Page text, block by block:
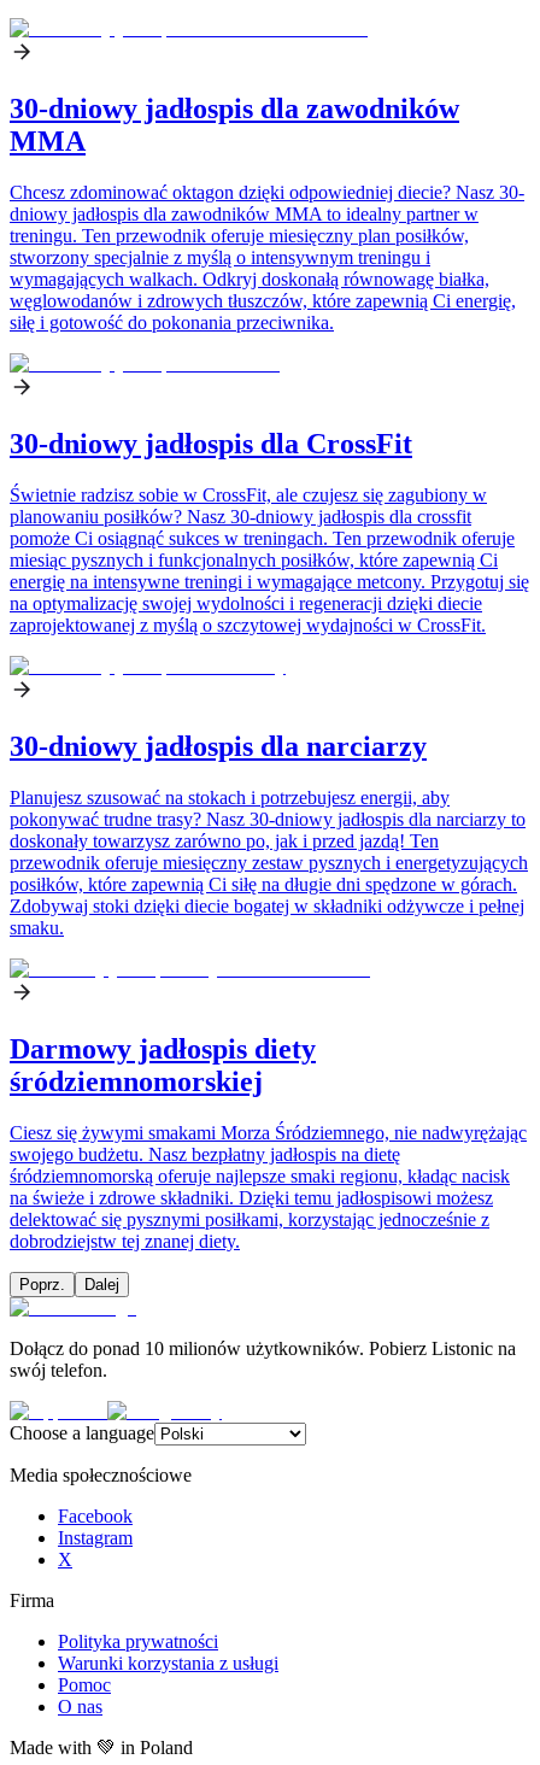
30-dniowy jadłospis dla zawodników
MMA
Chcesz zdominować oktagon dzięki odpowiedniej diecie? Nasz 30-
dniowy jadłospis dla zawodników MMA to idealny partner w
treningu. Ten przewodnik oferuje miesięczny plan posiłków,
stworzony specjalnie z myślą o intensywnym treningu i
wymagających walkach. Odkryj doskonałą równowagę białka,
węglowodanów i zdrowych tłuszczów, które zapewnią Ci energię,
siłę i gotowość do pokonania przeciwnika.
30-dniowy jadłospis dla CrossFit
Świetnie radzisz sobie w CrossFit, ale czujesz się zagubiony w
planowaniu posiłków? Nasz 30-dniowy jadłospis dla crossfit
pomoże Ci osiągnąć sukces w treningach. Ten przewodnik oferuje
miesiąc pysznych i funkcjonalnych posiłków, które zapewnią Ci
energię na intensywne treningi i wymagające metcony. Przygotuj się
na optymalizację swojej wydolności i regeneracji dzięki diecie
zaprojektowanej z myślą o szczytowej wydajności w CrossFit.
30-dniowy jadłospis dla narciarzy
Planujesz szusować na stokach i potrzebujesz energii, aby
pokonywać trudne trasy? Nasz 30-dniowy jadłospis dla narciarzy to
doskonały towarzysz zarówno po, jak i przed jazdą! Ten
przewodnik oferuje miesięczny zestaw pysznych i energetyzujących
posiłków, które zapewnią Ci siłę na długie dni spędzone w górach.
Zdobywaj stoki dzięki diecie bogatej w składniki odżywcze i pełnej
smaku.
Darmowy jadłospis diety
śródziemnomorskiej
Ciesz się żywymi smakami Morza Śródziemnego, nie nadwyrężając
swojego budżetu. Nasz bezpłatny jadłospis na dietę
śródziemnomorską oferuje najlepsze smaki regionu, kładąc nacisk
na świeże i zdrowe składniki. Dzięki temu jadłospisowi możesz
delektować się pysznymi posiłkami, korzystając jednocześnie z
dobrodziejstw tej znanej diety.
Poprz. Dalej
Dołącz do ponad 10 milionów użytkowników. Pobierz Listonic na
swój telefon.
Choose a language
Media społecznościowe
Facebook
Instagram
X
Firma
Polityka prywatności
Warunki korzystania z usługi
Pomoc
O nas
Made with 💚 in Poland